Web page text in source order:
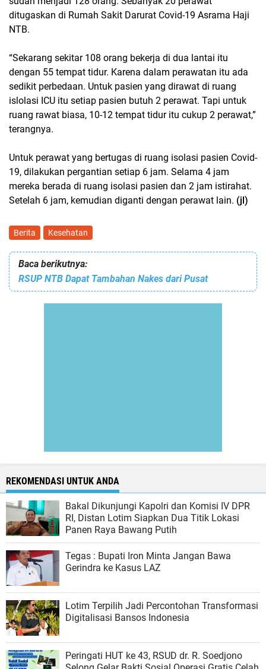
ditugaskan di Rumah Sakit Darurat Covid-19 Asrama Haji
NTB.
“Sekarang sekitar 108 orang bekerja di dua lantai itu
dengan 55 tempat tidur. Karena dalam perawatan itu ada
sedikit perbedaan. Untuk pasien yang dirawat di ruang
islolasi ICU itu setiap pasien butuh 2 perawat. Tapi untuk
ruang rawat biasa, 10-12 tempat tidur itu cukup 2 perawat,”
terangnya.
Untuk perawat yang bertugas di ruang isolasi pasien Covid-
19, dilakukan pergantian setiap 6 jam. Selama 4 jam
mereka berada di ruang isolasi pasien dan 2 jam istirahat.
Setelah 6 jam, kemudian diganti dengan perawat lain. (jl)
Berita Kesehatan
Baca berikutnya:
RSUP NTB Dapat Tambahan Nakes dari Pusat
REKOMENDASI UNTUK ANDA
Bakal Dikunjungi Kapolri dan Komisi IV DPR
RI, Distan Lotim Siapkan Dua Titik Lokasi
Panen Raya Bawang Putih
Tegas : Bupati Iron Minta Jangan Bawa
Gerindra ke Kasus LAZ
Lotim Terpilih Jadi Percontohan Transformasi
Digitalisasi Bansos Indonesia
Peringati HUT ke 43, RSUD dr. R. Soedjono